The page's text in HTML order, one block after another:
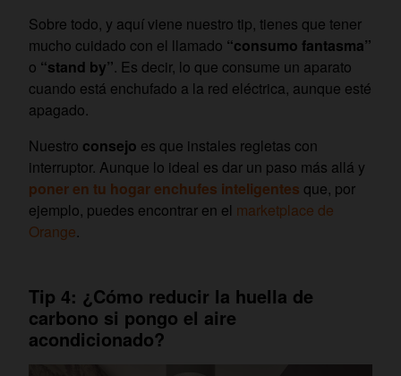
Sobre todo, y aquí viene nuestro tip, tienes que tener
mucho cuidado con el llamado “consumo fantasma”
o “stand by”. Es decir, lo que consume un aparato
cuando está enchufado a la red eléctrica, aunque esté
apagado.
Nuestro consejo es que instales regletas con
interruptor. Aunque lo ideal es dar un paso más allá y
poner en tu hogar enchufes inteligentes que, por
ejemplo, puedes encontrar en el marketplace de
Orange.
Tip 4: ¿Cómo reducir la huella de
carbono si pongo el aire
acondicionado?